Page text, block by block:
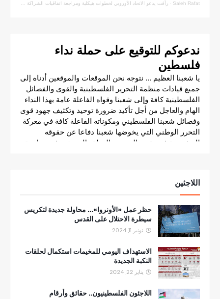
Saleh Rafat
· رأفت يدعو الاتحاد الأوروبي لخطوات هيكلية ومراجعة اتفاقيات الشراكة مع سلطة الاحتلال
اللاجئين
حظر عمل «الأونروا»... محاولة جديدة لتكريس
سيطرة الاحتلال على القدس
نونبر 11, 2024
الاستهداف اليومي للمخيمات استكمال لحلقات
النكبة الجديدة
يناير 22, 2024
اللاجئون الفلسطينيون.. حقائق وأرقام